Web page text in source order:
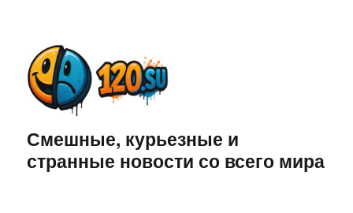
Смешные, курьезные и
странные новости со всего мира